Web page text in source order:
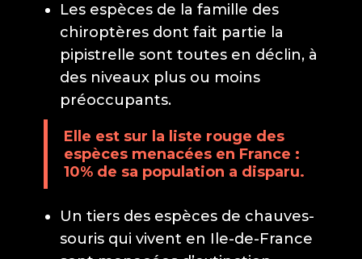
Les espèces de la famille des
chiroptères dont fait partie la
pipistrelle sont toutes en déclin, à
des niveaux plus ou moins
préoccupants.
Elle est sur la liste rouge des
espèces menacées en France :
10% de sa population a disparu.
Un tiers des espèces de chauves-
souris qui vivent en Ile-de-France